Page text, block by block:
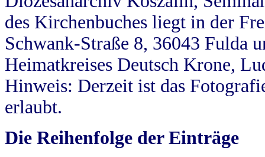
des Kirchenbuches liegt in der
Schwank-Straße 8, 36043 Fulda
Heimatkreises Deutsch Krone,
Hinweis: Derzeit ist das
erlaubt.
Die Reihenfolge der Einträge